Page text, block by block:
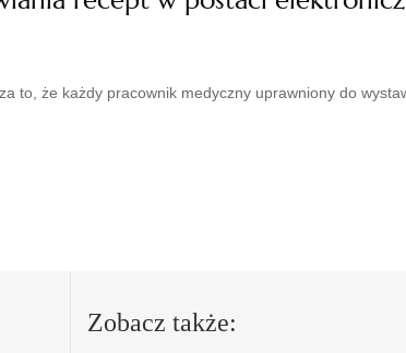
to, że każdy pracownik medyczny uprawniony do
Zobacz także: